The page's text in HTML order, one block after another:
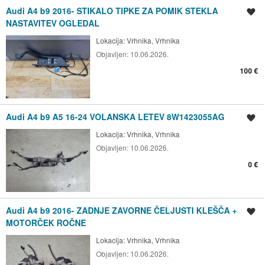
Audi A4 b9 2016- STIKALO TIPKE ZA POMIK STEKLA
NASTAVITEV OGLEDAL
Lokacija:Vrhnika, Vrhnika
Objavljen: 10.06.2026.
100 €
Audi A4 b9 A5 16-24 VOLANSKA LETEV 8W1423055AG
Lokacija:Vrhnika, Vrhnika
Objavljen: 10.06.2026.
0 €
Audi A4 b9 2016- ZADNJE ZAVORNE ČELJUSTI KLEŠČA +
MOTORČEK ROČNE
Lokacija:Vrhnika, Vrhnika
Objavljen: 10.06.2026.